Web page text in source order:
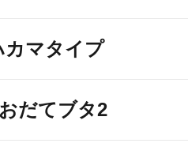
カマタイプ
だてブタ2